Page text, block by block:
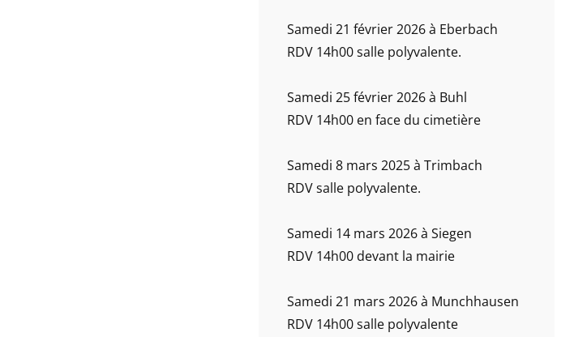
Samedi 21 février 2026 à Eberbach
RDV 14h00 salle polyvalente.
Samedi 25 février 2026 à Buhl
RDV 14h00 en face du cimetière
Samedi 8 mars 2025 à Trimbach
RDV salle polyvalente.
Samedi 14 mars 2026 à Siegen
RDV 14h00 devant la mairie
Samedi 21 mars 2026 à Munchhausen
RDV 14h00 salle polyvalente